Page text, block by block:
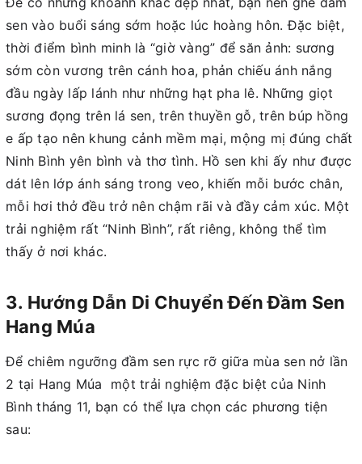
sen vào buổi sáng sớm hoặc lúc hoàng hôn. Đặc biệt,
thời điểm bình minh là “giờ vàng” để săn ảnh: sương
sớm còn vương trên cánh hoa, phản chiếu ánh nắng
đầu ngày lấp lánh như những hạt pha lê. Những giọt
sương đọng trên lá sen, trên thuyền gỗ, trên búp hồng
e ấp tạo nên khung cảnh mềm mại, mộng mị đúng chất
Ninh Bình yên bình và thơ tình. Hồ sen khi ấy như được
dát lên lớp ánh sáng trong veo, khiến mỗi bước chân,
mỗi hơi thở đều trở nên chậm rãi và đầy cảm xúc. Một
trải nghiệm rất “Ninh Bình”, rất riêng, không thể tìm
thấy ở nơi khác.
3. Hướng Dẫn Di Chuyển Đến Đầm Sen
Hang Múa
Để chiêm ngưỡng đầm sen rực rỡ giữa mùa sen nở lần
2 tại Hang Múa một trải nghiệm đặc biệt của Ninh
Bình tháng 11, bạn có thể lựa chọn các phương tiện
sau: